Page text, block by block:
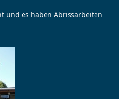
und es haben Abrissarbeiten